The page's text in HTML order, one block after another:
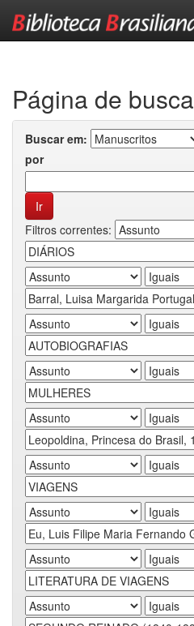
Página de busca
Buscar em:
por
Filtros correntes: